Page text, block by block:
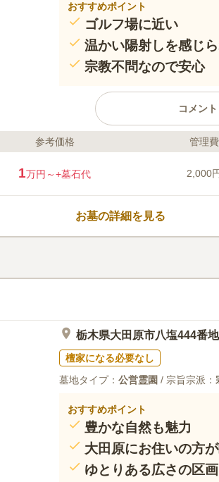
おすすめポイント
ゴルフ場に近い
温かい陽射しを感じ
宗教不問なので安心
コメン
ライフドット編集部のコメント
り、緑が多く残ってい
流れているので、清々
墓域を明るく照らしてい
せたい方におすすめです
することができます。
参考価格 管理費
1万円～+墓石代 2,000
お墓の詳細を見る
栃木県大田原市八塩444番地
檀家になる必要なし
墓地タイプ： 公営霊園 / 宗旨宗派：
おすすめポイント
豊かな自然も魅力
大田原にお住いの方
ゆとりある広さの区画